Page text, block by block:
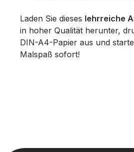
Laden Sie dieses lehrreiche
in hoher Qualität herunter,
DIN-A4-Papier aus und
Malspaß sofort!